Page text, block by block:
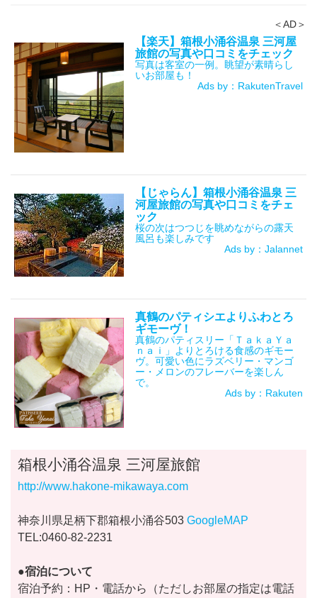
＜AD＞
【楽天】箱根小涌谷温泉 三河屋
旅館の写真や口コミをチェック
写真は客室の一例。眺望が素晴らし
いお部屋も！
Ads by：RakutenTravel
【じゃらん】箱根小涌谷温泉 三
河屋旅館の写真や口コミをチェ
ック
桜の次はつつじを眺めながらの露天
風呂も楽しみです
Ads by：Jalannet
真鶴のパティシエよりふわとろ
ギモーヴ！
真鶴のパティスリー「ＴａｋａＹａ
ｎａｉ」よりとろける食感のギモー
ヴ。可愛い色にラズベリー・マンゴ
ー・メロンのフレーバーを楽しん
で。
Ads by：Rakuten
箱根小涌谷温泉 三河屋旅館
http://www.hakone-mikawaya.com
神奈川県足柄下郡箱根小涌谷503 GoogleMAP
TEL:0460-82-2231
●宿泊について
宿泊予約：HP・電話から（ただしお部屋の指定は電話